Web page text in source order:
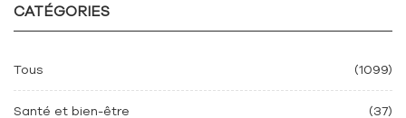
CATÉGORIES
Tous (1099)
Santé et bien-être (37)